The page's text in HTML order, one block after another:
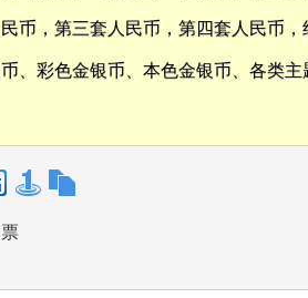
币，第三套人民币，第四套人民币，
、彩色金银币、本色金银币、各类主